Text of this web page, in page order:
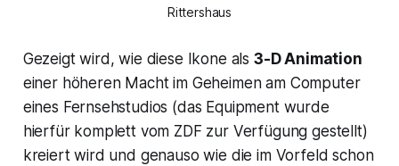
Rittershaus
Gezeigt wird, wie diese Ikone als 3-D Animation
einer höheren Macht im Geheimen am Computer
eines Fernsehstudios (das Equipment wurde
hierfür komplett vom ZDF zur Verfügung gestellt)
kreiert wird und genauso wie die im Vorfeld schon